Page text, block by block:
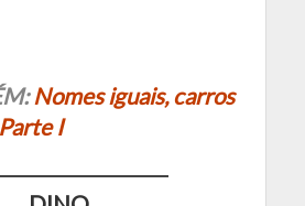
Nomes iguais, carros
I